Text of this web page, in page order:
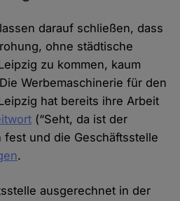
darauf schließen, dass
ohne städtische
zu kommen, kaum
Werbe­maschinerie für den
hat bereits ihre Arbeit
(“Seht, da ist der
fest und die Geschäfts­stelle
.
ausge­rechnet in der